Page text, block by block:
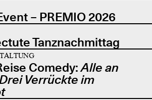
– PREMIO 2026
Tanznachmittag
Comedy:Alle an
Verrückte im